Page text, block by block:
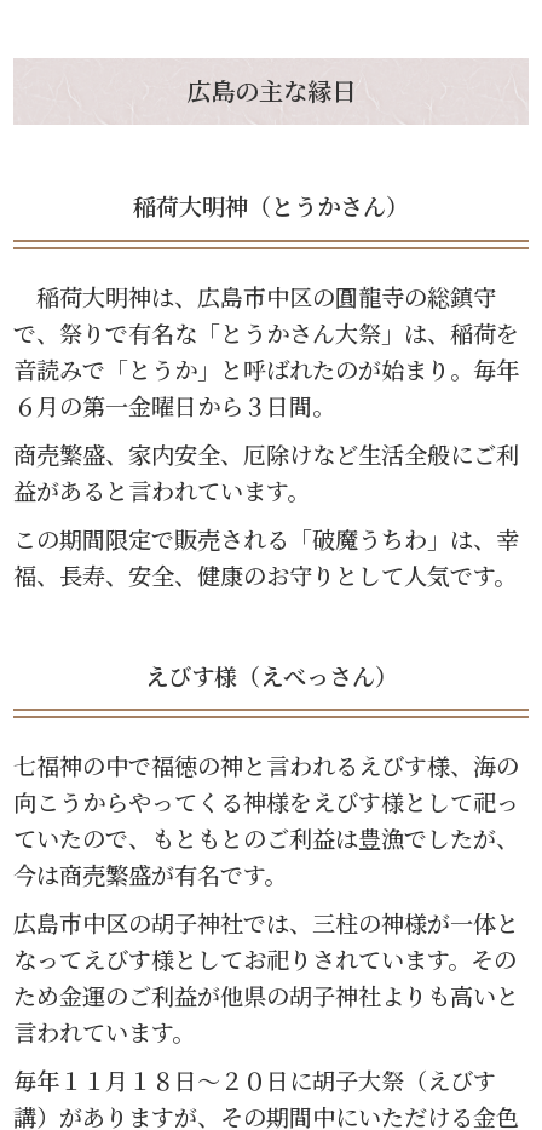
広島の主な縁日
稲荷大明神（とうかさん）
稲荷大明神は、広島市中区の圓龍寺の総鎮守
で、祭りで有名な「とうかさん大祭」は、稲荷を
音読みで「とうか」と呼ばれたのが始まり。毎年
６月の第一金曜日から３日間。
商売繁盛、家内安全、厄除けなど生活全般にご利
益があると言われています。
この期間限定で販売される「破魔うちわ」は、幸
福、長寿、安全、健康のお守りとして人気です。
えびす様（えべっさん）
七福神の中で福徳の神と言われるえびす様、海の
向こうからやってくる神様をえびす様として祀っ
ていたので、もともとのご利益は豊漁でしたが、
今は商売繁盛が有名です。
広島市中区の胡子神社では、三柱の神様が一体と
なってえびす様としてお祀りされています。その
ため金運のご利益が他県の胡子神社よりも高いと
言われています。
毎年１１月１８日〜２０日に胡子大祭（えびす
講）がありますが、その期間中にいただける金色